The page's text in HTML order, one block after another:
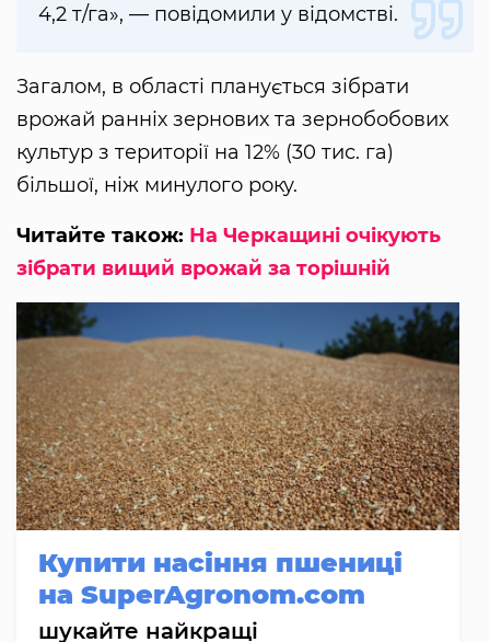
4,2 т/га», — повідомили у відомстві.
Загалом, в області планується зібрати
врожай ранніх зернових та зернобобових
культур з території на 12% (30 тис. га)
більшої, ніж минулого року.
Читайте також: На Черкащині очікують
зібрати вищий врожай за торішній
Купити насіння пшениці
на SuperAgronom.com
шукайте найкращі